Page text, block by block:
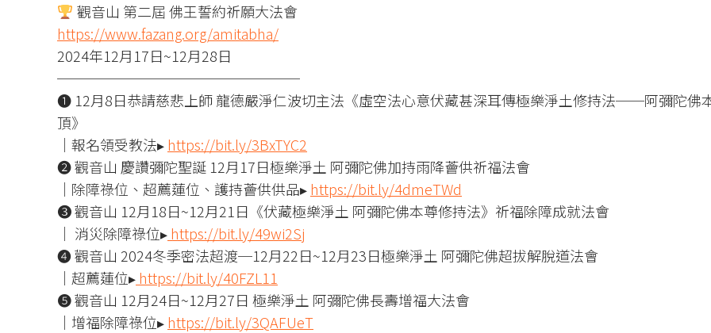
觀音山 第二屆 佛王誓約祈願大法會
https://www.fazang.org/amitabha/
2024年12月17日~12月28日
─────────────────
❶ 12月8日恭請慈悲上師 龍德嚴淨仁波切主法《虛空法心意伏藏甚深耳傳極樂淨土修持法──阿彌陀佛
頂》
｜報名領受教法▸https://bit.ly/3BxTYC2
❷ 觀音山 慶讚彌陀聖誕 12月17日極樂淨土 阿彌陀佛加持雨降薈供祈福法會
｜除障祿位、超薦蓮位、護持薈供供品▸https://bit.ly/4dmeTWd
❸ 觀音山 12月18日~12月21日《伏藏極樂淨土 阿彌陀佛本尊修持法》祈福除障成就法會
｜ 消災除障祿位▸https://bit.ly/49wi2Sj
❹ 觀音山 2024冬季密法超渡─12月22日~12月23日極樂淨土 阿彌陀佛超拔解脫道法會
｜超薦蓮位▸https://bit.ly/40FZL11
❺ 觀音山 12月24日~12月27日 極樂淨土 阿彌陀佛長壽增福大法會
｜增福除障祿位▸https://bit.ly/3QAFUeT